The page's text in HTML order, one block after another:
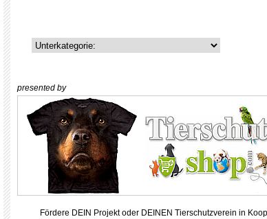
presented by
Fördere DEIN Projekt oder DEINEN Tierschutzverein in